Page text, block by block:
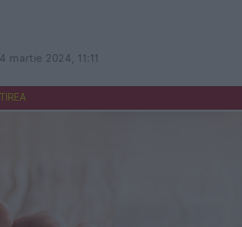
martie 2024, 11:11